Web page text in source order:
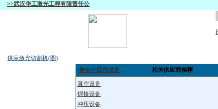
>>武汉华工激光工程有限责任公
供应激光切割机(图)
◆电子通用设备
相关供应商推荐
真空设备
焊接设备
冲压设备